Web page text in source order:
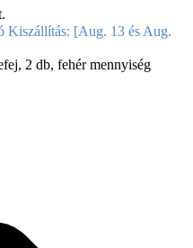
Kiszállítás: [Aug. 13 és Aug.
2 db, fehér mennyiség